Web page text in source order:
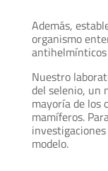
Además,
organismo
antihelmínticos
Nuestro
del selenio, un
mayoría de los
mamíferos.
modelo.